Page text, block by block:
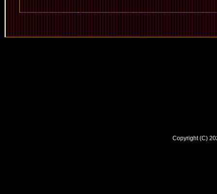
Copyright (C)